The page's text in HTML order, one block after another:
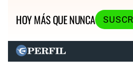
HOY MÁS QUE NUNCA